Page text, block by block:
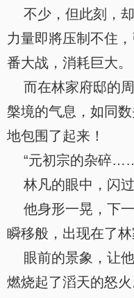
不少，但此刻，
力量即將压制不住
番大战，消耗巨大。
而在林家府邸的
槃境的气息，如同
地包围了起来！
“元初宗的杂碎
林凡的眼中，闪过
他身形一晃，下一
瞬移般，出现在了
眼前的景象，让
燃烧起了滔天的怒火